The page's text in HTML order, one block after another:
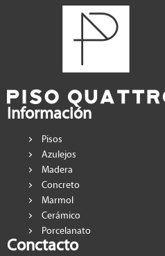
Información
Pisos
Azulejos
Madera
Concreto
Marmol
Cerámico
Porcelanato
Conctacto